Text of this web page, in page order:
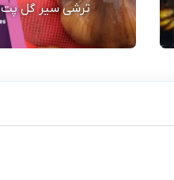
ترشی سیر گل پت